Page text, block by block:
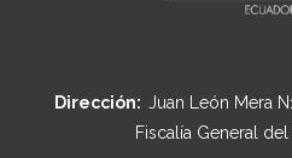
Dirección: Juan León Mera
Fiscalía General